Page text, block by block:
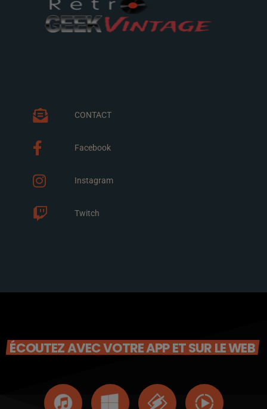
CONTACT
Facebook
Instagram
Twitch
ÉCOUTEZ AVEC VOTRE APP ET SUR LE WEB